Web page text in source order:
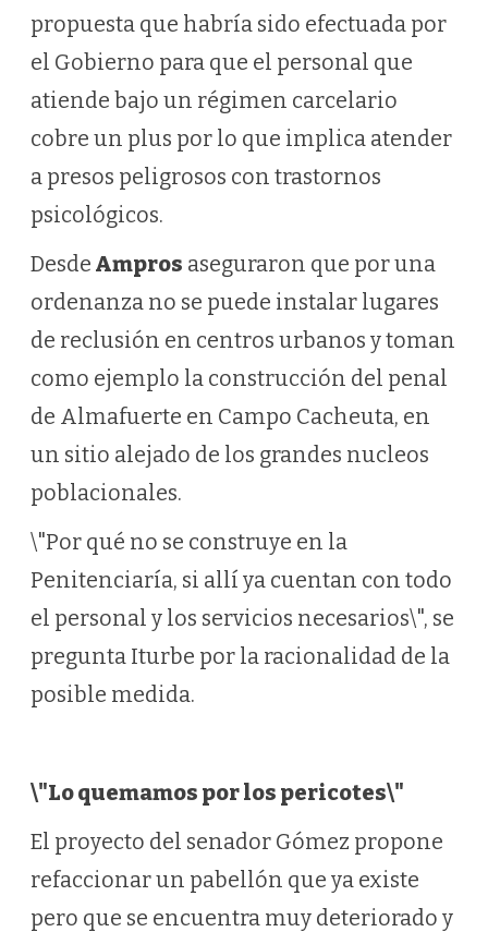
propuesta que habría sido efectuada por
el Gobierno para que el personal que
atiende bajo un régimen carcelario
cobre un plus por lo que implica atender
a presos peligrosos con trastornos
psicológicos.
Desde Ampros aseguraron que por una
ordenanza no se puede instalar lugares
de reclusión en centros urbanos y toman
como ejemplo la construcción del penal
de Almafuerte en Campo Cacheuta, en
un sitio alejado de los grandes nucleos
poblacionales.
\"Por qué no se construye en la
Penitenciaría, si allí ya cuentan con todo
el personal y los servicios necesarios\", se
pregunta Iturbe por la racionalidad de la
posible medida.
\"Lo quemamos por los pericotes\"
El proyecto del senador Gómez propone
refaccionar un pabellón que ya existe
pero que se encuentra muy deteriorado y